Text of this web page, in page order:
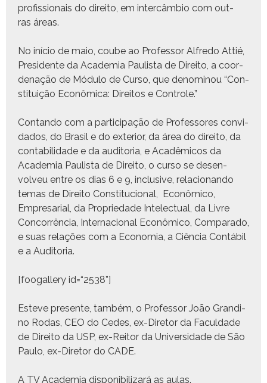
profis­sion­ais do dire­ito, em inter­câm­bio com out­
ras áreas.
No iní­cio de maio, coube ao Pro­fes­sor Alfre­do Attié,
Pres­i­dente da Acad­e­mia Paulista de Dire­ito, a coor­
de­nação de Módu­lo de Cur­so, que denomi­nou “Con­
sti­tu­ição Econômi­ca: Dire­itos e Controle.”
Con­tan­do com a par­tic­i­pação de Pro­fes­sores con­vi­
da­dos, do Brasil e do exte­ri­or, da área do dire­ito, da
con­tabil­i­dade e da audi­to­ria, e Acadêmi­cos da
Acad­e­mia Paulista de Dire­ito, o cur­so se desen­
volveu entre os dias 6 e 9, inclu­sive, rela­cio­nan­do
temas de Dire­ito Con­sti­tu­cional, Econômi­co,
Empre­sar­i­al, da Pro­priedade Int­elec­tu­al, da Livre
Con­cor­rên­cia, Inter­na­cional Econômi­co, Com­para­do,
e suas relações com a Econo­mia, a Ciên­cia Con­tá­bil
e a Auditoria.
[foogallery id=“2538”]
Esteve pre­sente, tam­bém, o Pro­fes­sor João Grandi­
no Rodas, CEO do Cedes, ex-Dire­tor da Fac­ul­dade
de Dire­ito da USP, ex-Reitor da Uni­ver­si­dade de São
Paulo, ex-Dire­tor do CADE.
A TV Acad­e­mia disponi­bi­lizará as aulas.